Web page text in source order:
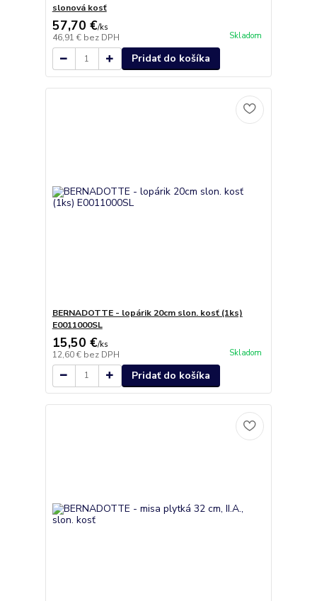
slonová kosť
57,70 €/ks
46,91 € bez DPH Skladom
Pridať do košíka
BERNADOTTE - lopárik 20cm slon. kosť (1ks)
E0011000SL
15,50 €/ks
12,60 € bez DPH Skladom
Pridať do košíka